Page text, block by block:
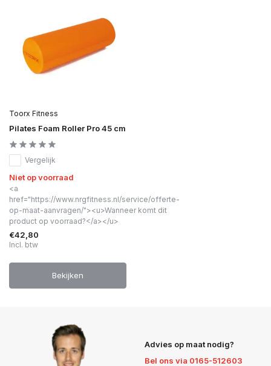
Toorx Fitness
Pilates Foam Roller Pro 45 cm
Vergelijk
Niet op voorraad
<a
href="https://www.nrgfitness.nl/service/offerte-
op-maat-aanvragen/"><u>Wanneer komt dit
product op voorraad?</a></u>
€42,80
Incl. btw
Bekijken
Advies op maat nodig?
Bel ons via 0165-512603